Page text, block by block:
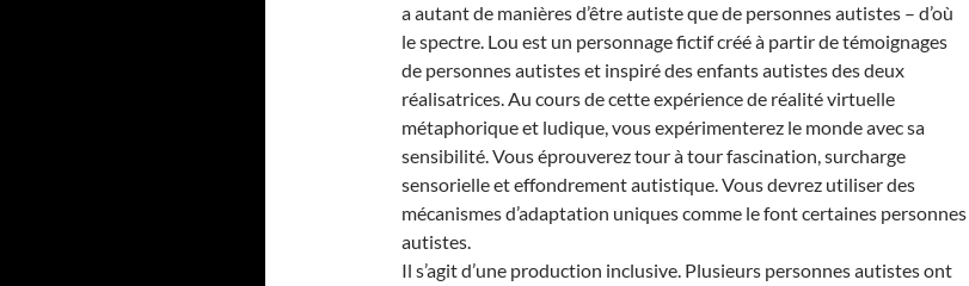
a autant de manières d’être autiste que de personnes autistes – d’où
le spectre. Lou est un personnage fictif créé à partir de témoignages
de personnes autistes et inspiré des enfants autistes des deux
réalisatrices. Au cours de cette expérience de réalité virtuelle
métaphorique et ludique,vous expérimenterez le monde avec sa
sensibilité. Vous éprouverez tour à tourfascination, surcharge
sensorielle et effondrement autistique. Vous devrez utiliser des
mécanismes d’adaptation uniques comme le font certaines personnes
autistes.
Il s’agit d’une production inclusive. Plusieurs personnes autistes ont